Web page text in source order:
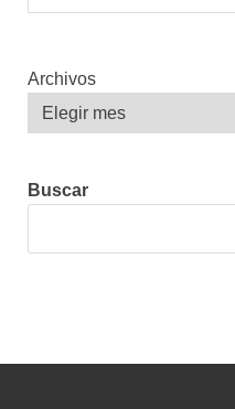
Archivos
Buscar